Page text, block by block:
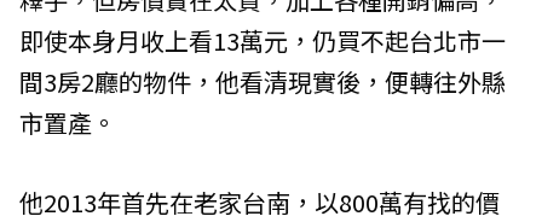
即使本身月收上看13萬元，仍買不起台北市一
間3房2廳的物件，他看清現實後，便轉往外縣
市置產。
他2013年首先在老家台南，以800萬有找的價